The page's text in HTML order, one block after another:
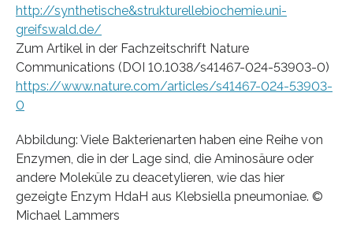
http://synthetische&strukturellebiochemie.uni-
greifswald.de/
Zum Artikel in der Fachzeitschrift Nature
Communications (DOI 10.1038/s41467-024-53903-0)
https://www.nature.com/articles/s41467-024-53903-
0
Abbildung: Viele Bakterienarten haben eine Reihe von
Enzymen, die in der Lage sind, die Aminosäure oder
andere Moleküle zu deacetylieren, wie das hier
gezeigte Enzym HdaH aus Klebsiella pneumoniae. ©
Michael Lammers